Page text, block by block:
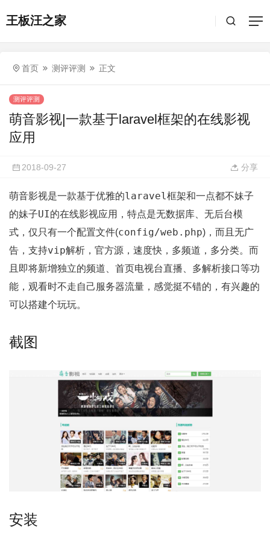
王板汪之家
首页 测评评测 正文
测评评测
萌音影视|一款基于laravel框架的在线影视
应用
2018-09-27 分享
萌音影视是一款基于优雅的laravel框架和一点都不妹子
的妹子UI的在线影视应用，特点是无数据库、无后台模
式，仅只有一个配置文件(config/web.php)，而且无广
告，支持vip解析，官方源，速度快，多频道，多分类。而
且即将新增独立的频道、首页电视台直播、多解析接口等功
能，观看时不走自己服务器流量，感觉挺不错的，有兴趣的
可以搭建个玩玩。
截图
安装